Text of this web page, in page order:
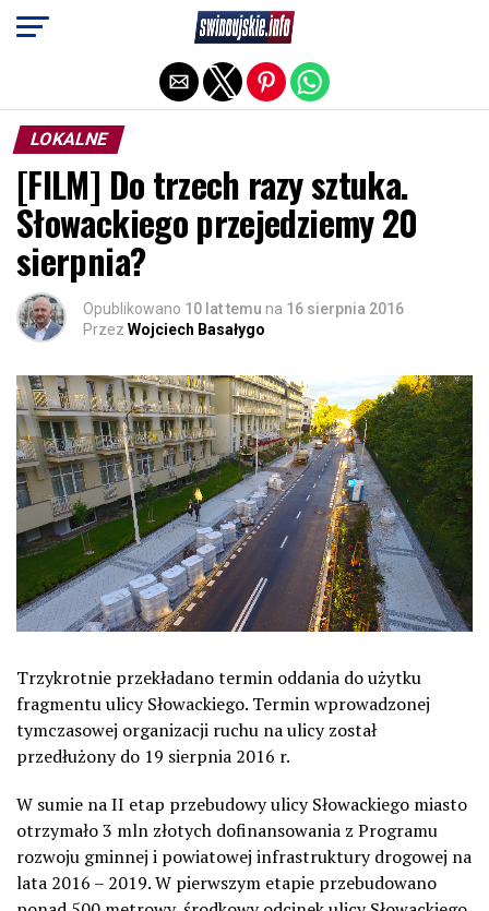
LOKALNE
[FILM] Do trzech razy sztuka.
Słowackiego przejedziemy 20
sierpnia?
Opublikowano 10 lat temu na 16 sierpnia 2016
Przez Wojciech Basałygo
Trzykrotnie przekładano termin oddania do użytku
fragmentu ulicy Słowackiego. Termin wprowadzonej
tymczasowej organizacji ruchu na ulicy został
przedłużony do 19 sierpnia 2016 r.
W sumie na II etap przebudowy ulicy Słowackiego miasto
otrzymało 3 mln złotych dofinansowania z Programu
rozwoju gminnej i powiatowej infrastruktury drogowej na
lata 2016 – 2019. W pierwszym etapie przebudowano
Exit mobile version